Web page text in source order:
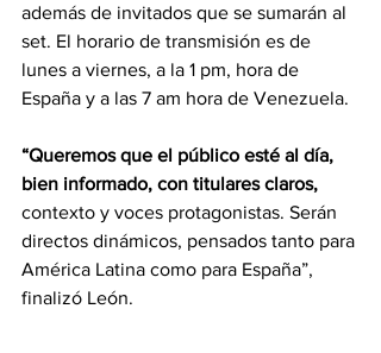
además de invitados que se sumarán al
set. El horario de transmisión es de
lunes a viernes, a la 1 pm, hora de
España y a las 7 am hora de Venezuela.
“Queremos que el público esté al día,
bien informado, con titulares claros,
contexto y voces protagonistas. Serán
directos dinámicos, pensados tanto para
América Latina como para España”,
finalizó León.